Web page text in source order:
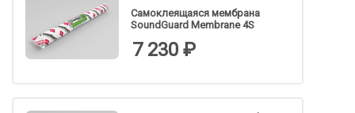
Самоклеящаяся мембрана
SoundGuard Membrane 4S
7 230 ₽